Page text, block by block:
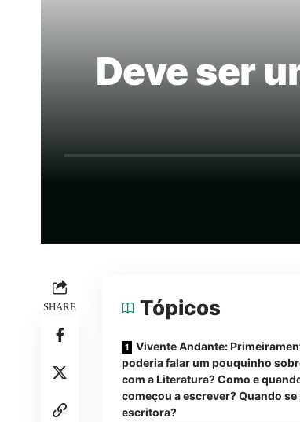
Deve ser
SHARE Tópicos
Vivente Andante:
poderia falar um pouquinho
com a Literatura? Como e
começou a escrever? Quando se
escritora?